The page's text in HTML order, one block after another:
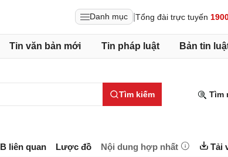
Danh mục Tổng đài trực tuyến
Tin văn bản mới Tin pháp luật Bản tin
Tìm kiếm Tìm
liên quan Lược đồ Nội dung hợp nhất Tải